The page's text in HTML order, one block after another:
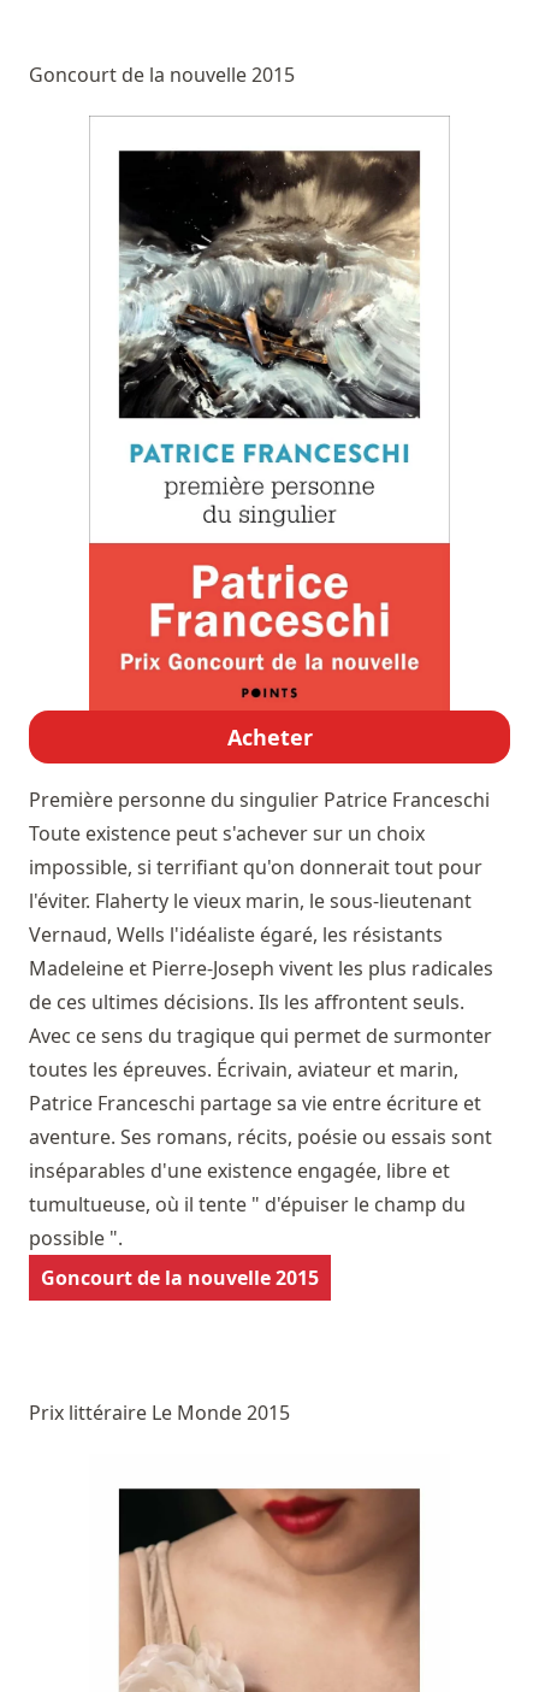
Goncourt de la nouvelle 2015
Acheter
Première personne du singulier Patrice Franceschi
Toute existence peut s'achever sur un choix
impossible, si terrifiant qu'on donnerait tout pour
l'éviter. Flaherty le vieux marin, le sous-lieutenant
Vernaud, Wells l'idéaliste égaré, les résistants
Madeleine et Pierre-Joseph vivent les plus radicales
de ces ultimes décisions. Ils les affrontent seuls.
Avec ce sens du tragique qui permet de surmonter
toutes les épreuves. Écrivain, aviateur et marin,
Patrice Franceschi partage sa vie entre écriture et
aventure. Ses romans, récits, poésie ou essais sont
inséparables d'une existence engagée, libre et
tumultueuse, où il tente " d'épuiser le champ du
possible ".
Goncourt de la nouvelle 2015
Prix littéraire Le Monde 2015